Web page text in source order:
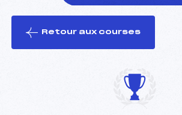
le ski
Retour aux courses